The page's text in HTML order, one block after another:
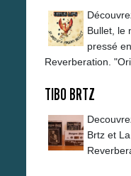
Bullet, le
pressé
Reverberation.
TIBO BRTZ
Brtz et